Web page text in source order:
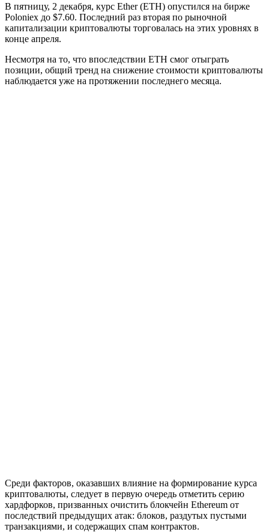
В пятницу, 2 декабря, курс Ether (ETH) опустился на бирже
Poloniex до $7.60. Последний раз вторая по рыночной
капитализации криптовалюты торговалась на этих уровнях в
конце апреля.
Несмотря на то, что впоследствии ETH смог отыграть
позиции, общий тренд на снижение стоимости криптовалюты
наблюдается уже на протяжении последнего месяца.
Среди факторов, оказавших влияние на формирование курса
криптовалюты, следует в первую очередь отметить серию
хардфорков, призванных очистить блокчейн Ethereum от
последствий предыдущих атак: блоков, раздутых пустыми
транзакциями, и содержащих спам контрактов.